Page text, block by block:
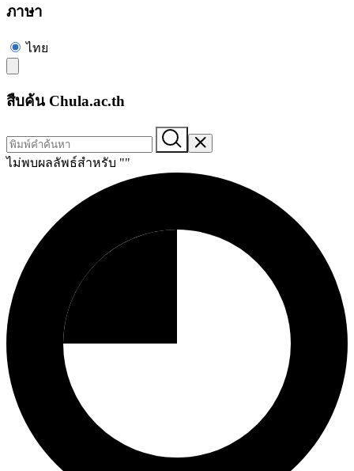
ภาษา
ไทย
สืบค้น Chula.ac.th
ไม่พบผลลัพธ์สำหรับ ""